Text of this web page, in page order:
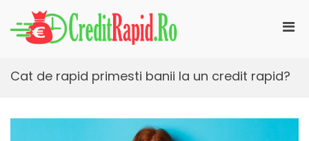
content
CreditRapid.ro
Cat de rapid primesti banii la un credit rapid?